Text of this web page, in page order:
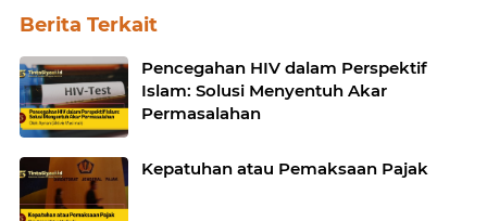
Berita Terkait
Pencegahan HIV dalam Perspektif
Islam: Solusi Menyentuh Akar
Permasalahan
Kepatuhan atau Pemaksaan Pajak